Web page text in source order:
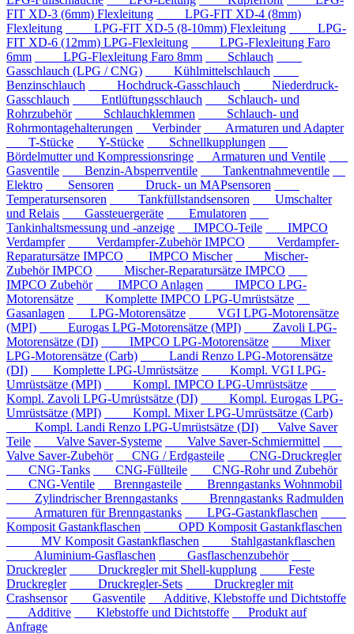
FIT XD-3 (6mm) Flexleitung
LPG-FIT XD-4 (8mm)
Flexleitung
LPG-FIT XD-5 (8-10mm) Flexleitung
LPG-
FIT XD-6 (12mm) LPG-Flexleitung
LPG-Flexleitung Faro
6mm
LPG-Flexleitung Faro 8mm
Schlauch
Gasschlauch (LPG / CNG)
Kühlmittelschlauch
Benzinschlauch
Hochdruck-Gasschlauch
Niederdruck-
Gasschlauch
Entlüftungsschlauch
Schlauch- und
Rohrzubehör
Schlauchklemmen
Schlauch- und
Rohrmontagehalterungen
Verbinder
Armaturen und Adapter
T-Stücke
Y-Stücke
Schnellkupplungen
Bördelmutter und Kompressionsringe
Armaturen und Ventile
Gasventile
Benzin-Absperrventile
Tankentnahmeventile
Elektro
Sensoren
Druck- un MAPsensoren
Temperatursensoren
Tankfüllstandsensoren
Umschalter
und Relais
Gassteuergeräte
Emulatoren
Tankinhaltsmessung und -anzeige
IMPCO-Teile
IMPCO
Verdampfer
Verdampfer-Zubehör IMPCO
Verdampfer-
Reparatursätze IMPCO
IMPCO Mischer
Mischer-
Zubehör IMPCO
Mischer-Reparatursätze IMPCO
IMPCO Zubehör
IMPCO Anlagen
IMPCO LPG-
Motorensätze
Komplette IMPCO LPG-Umrüstsätze
Gasanlagen
LPG-Motorensätze
VGI LPG-Motorensätze
(MPI)
Eurogas LPG-Motorensätze (MPI)
Zavoli LPG-
Motorensätze (DI)
IMPCO LPG-Motorensätze
Mixer
LPG-Motorensätze (Carb)
Landi Renzo LPG-Motorensätze
(DI)
Komplette LPG-Umrüstsätze
Kompl. VGI LPG-
Umrüstsätze (MPI)
Kompl. IMPCO LPG-Umrüstsätze
Kompl. Zavoli LPG-Umrüstsätze (DI)
Kompl. Eurogas LPG-
Umrüstsätze (MPI)
Kompl. Mixer LPG-Umrüstsätze (Carb)
Kompl. Landi Renzo LPG-Umrüstsätze (DI)
Valve Saver
Teile
Valve Saver-Systeme
Valve Saver-Schmiermittel
Valve Saver-Zubehör
CNG / Erdgasteile
CNG-Druckregler
CNG-Tanks
CNG-Füllteile
CNG-Rohr und Zubehör
CNG-Ventile
Brenngasteile
Brenngastanks Wohnmobil
Zylindrischer Brenngastanks
Brenngastanks Radmulden
Armaturen für Brenngastanks
LPG-Gastankflaschen
Komposit Gastankflaschen
OPD Komposit Gastankflaschen
MV Komposit Gastankflaschen
Stahlgastankflaschen
Aluminium-Gasflaschen
Gasflaschenzubehör
Druckregler
Druckregler mit Shell-kupplung
Feste
Druckregler
Druckregler-Sets
Druckregler mit
Crashsensor
Gasventile
Additive, Klebstoffe und Dichtstoffe
Additive
Klebstoffe und Dichtstoffe
Produkt auf
Anfrage